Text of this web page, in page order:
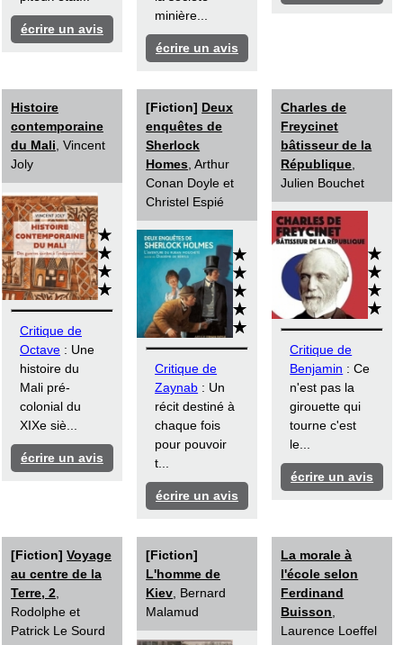
écrire un avis
minière...
écrire un avis
Histoire
contemporaine
du Mali , Vincent
Joly
Critique de
Octave : Une
histoire du
Mali pré-
colonial du
XIXe siè...
écrire un avis
[Fiction] Deux
enquêtes de
Sherlock
Homes , Arthur
Conan Doyle et
Christel Espié
Critique de
Zaynab : Un
récit destiné à
chaque fois
pour pouvoir
t...
écrire un avis
Charles de
Freycinet
bâtisseur de la
République
Julien Bouchet
Critique de
Benjamin : Ce
n'est pas la
girouette qui
tourne c'est
le...
écrire un avis
[Fiction] Voyage
au centre de la
Terre, 2
Rodolphe et
Patrick Le Sourd
[Fiction]
L'homme de
Kiev , Bernard
Malamud
La morale à
l'école selon
Ferdinand
Buisson
Laurence Loeffel